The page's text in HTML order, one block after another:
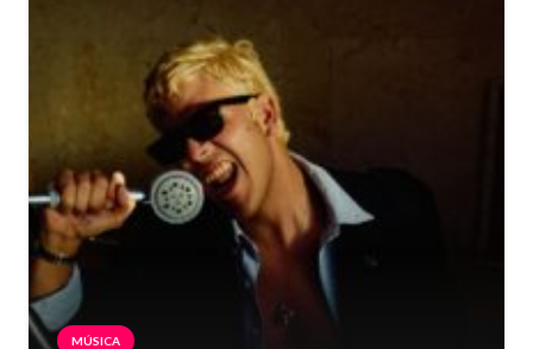
MÚSICA